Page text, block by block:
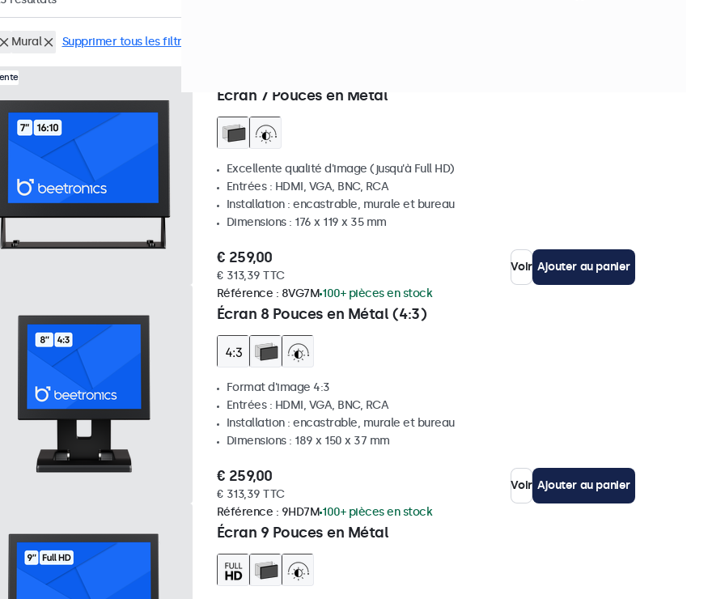
Mural Supprimer tous les filtres
Écran 7 Pouces en Métal
Excellente qualité d'image (jusqu'à Full HD)
Entrées : HDMI, VGA, BNC, RCA
Installation : encastrable, murale et bureau
Dimensions : 176 x 119 x 35 mm
€ 259,00
€ 313,39 TTC
Voir Ajouter au panier
Écran 8 Pouces en Métal (4:3)
Référence : 8VG7M 100+ pièces en stock
Format d'image 4:3
Entrées : HDMI, VGA, BNC, RCA
Installation : encastrable, murale et bureau
Dimensions : 189 x 150 x 37 mm
€ 259,00
€ 313,39 TTC
Voir Ajouter au panier
Écran 9 Pouces en Métal
Référence : 9HD7M 100+ pièces en stock